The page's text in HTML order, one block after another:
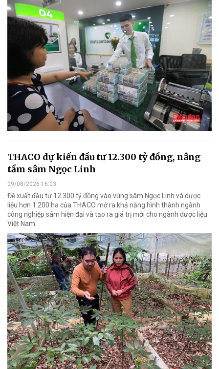
THACO dự kiến đầu tư 12.300 tỷ đồng, nâng
tầm sâm Ngọc Linh
09/08/2026 16:03
Đề xuất đầu tư 12.300 tỷ đồng vào vùng sâm Ngọc Linh và dược
liệu hơn 1.200 ha của THACO mở ra khả năng hình thành ngành
công nghiệp sâm hiện đại và tạo ra giá trị mới cho ngành dược liệu
Việt Nam.